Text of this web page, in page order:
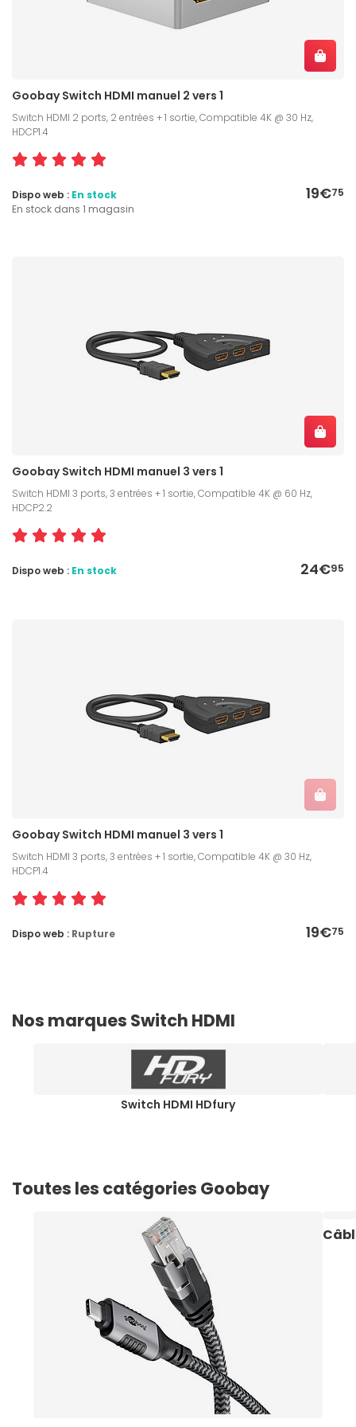
Goobay Switch HDMI manuel 2 vers 1
Switch HDMI 2 ports, 2 entrées + 1 sortie, Compatible 4K @ 30 Hz,
HDCP1.4
19€75
Dispo web : En stock
En stock dans 1 magasin
Goobay Switch HDMI manuel 3 vers 1
Switch HDMI 3 ports, 3 entrées + 1 sortie, Compatible 4K @ 60 Hz,
HDCP2.2
24€95
Dispo web : En stock
Goobay Switch HDMI manuel 3 vers 1
Switch HDMI 3 ports, 3 entrées + 1 sortie, Compatible 4K @ 30 Hz,
HDCP1.4
19€75
Dispo web : Rupture
Nos marques Switch HDMI
Switch HDMI HDfury
Toutes les catégories Goobay